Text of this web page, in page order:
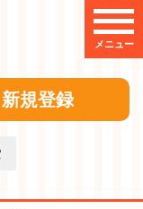
メニュー
新規登録